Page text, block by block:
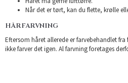
Når det er tørt, kan du flette, krølle
HÅRFARVNING
Eftersom håret allerede er farvebehandlet
ikke farver det igen. Al farvning foretages